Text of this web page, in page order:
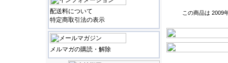
配送料について
特定商取引法の表示
メルマガの購読・解除
この商品は 2009